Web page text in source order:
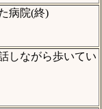
病院(終)
しながら歩いてい